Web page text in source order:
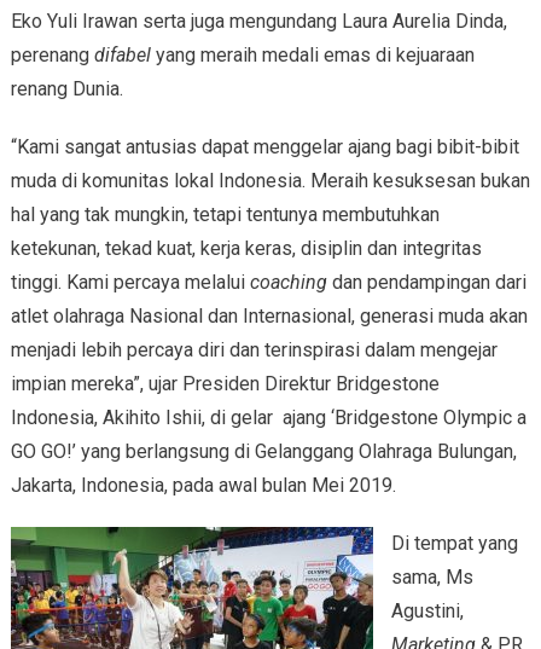
Eko Yuli Irawan serta juga mengundang Laura Aurelia Dinda,
perenang difabel yang meraih medali emas di kejuaraan
renang Dunia.
“Kami sangat antusias dapat menggelar ajang bagi bibit-bibit
muda di komunitas lokal Indonesia. Meraih kesuksesan bukan
hal yang tak mungkin, tetapi tentunya membutuhkan
ketekunan, tekad kuat, kerja keras, disiplin dan integritas
tinggi. Kami percaya melalui coachingdan pendampingan dari
atlet olahraga Nasional dan Internasional, generasi muda akan
menjadi lebih percaya diri dan terinspirasi dalam mengejar
impian mereka”, ujar Presiden Direktur Bridgestone
Indonesia, Akihito Ishii, di gelar ajang ‘Bridgestone Olympic a
GO GO!’ yang berlangsung di Gelanggang Olahraga Bulungan,
Jakarta, Indonesia, pada awal bulan Mei 2019.
Di tempat yang
sama, Ms
Agustini,
Marketing & PR